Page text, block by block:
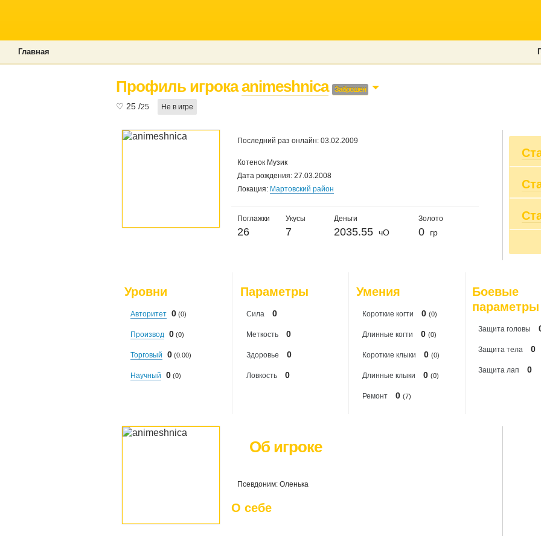
Главная
Профиль игрокаanimeshnica Заброшен
♡ 25 /25 Не в игре
Последний раз онлайн: 03.02.2009
Котенок Музик
Дата рождения: 27.03.2008
Локация: Мартовский район
Поглажки
26
Укусы
7
Деньги
2035.55 чО
Золото
0 гр
Уровни
Авторитет 0 (0)
Производ 0 (0)
Торговый 0 (0.00)
Научный 0 (0)
Параметры
Сила 0
Меткость 0
Здоровье 0
Ловкость 0
Умения
Короткиe когти 0 (0)
Длинные когти 0 (0)
Короткие клыки 0 (0)
Длинные клыки 0 (0)
Ремонт 0 (7)
Боевые
параметры
Защита головы
Защита тела 0
Защита лап 0
Об игроке
Псевдоним: Оленька
О себе